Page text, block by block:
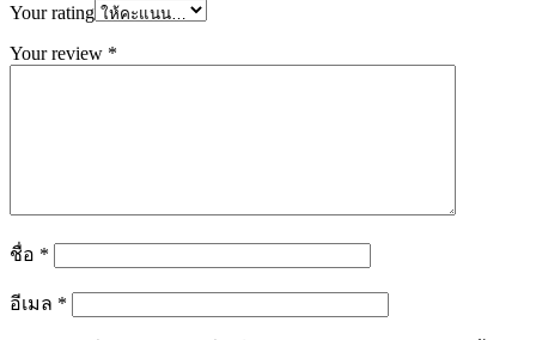
Your rating
Your review *
ชื่อ *
อีเมล *